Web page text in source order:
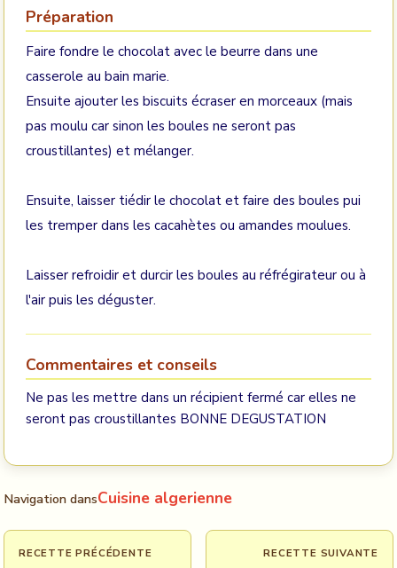
Préparation
Faire fondre le chocolat avec le beurre dans une
casserole au bain marie.
Ensuite ajouter les biscuits écraser en morceaux (mais
pas moulu car sinon les boules ne seront pas
croustillantes) et mélanger.
Ensuite, laisser tiédir le chocolat et faire des boules pui
les tremper dans les cacahètes ou amandes moulues.
Laisser refroidir et durcir les boules au réfrégirateur ou à
l'air puis les déguster.
Commentaires et conseils
Ne pas les mettre dans un récipient fermé car elles ne
seront pas croustillantes BONNE DEGUSTATION
Navigation dansCuisine algerienne
RECETTE PRÉCÉDENTE RECETTE SUIVANTE